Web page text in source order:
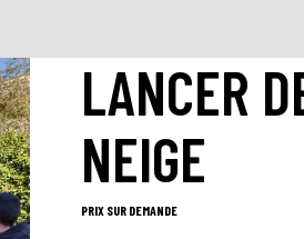
LANCER
NEIGE
PRIX SUR DEMANDE